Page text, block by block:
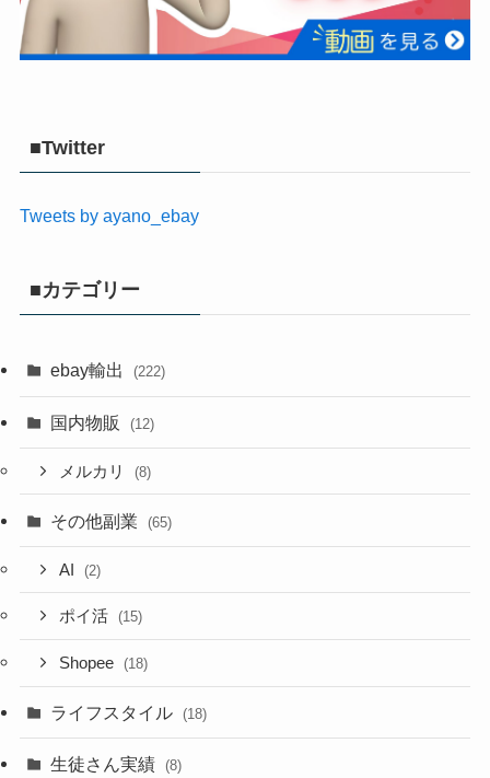
■Twitter
Tweets by ayano_ebay
■カテゴリー
ebay輸出 (222)
国内物販 (12)
メルカリ (8)
その他副業 (65)
AI (2)
ポイ活 (15)
Shopee (18)
ライフスタイル (18)
生徒さん実績 (8)